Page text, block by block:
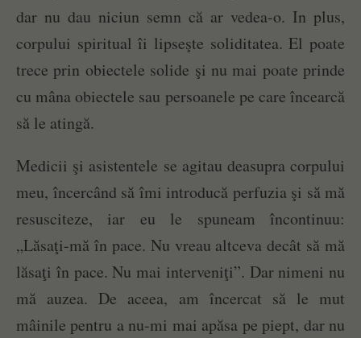
dar nu dau niciun semn că ar vedea-o. In plus,
corpului spiritual îi lipseşte soliditatea. El poate
trece prin obiectele solide şi nu mai poate prinde
cu mâna obiectele sau persoanele pe care încearcă
să le atingă.
Medicii şi asistentele se agitau deasupra corpului
meu, încercând să îmi introducă perfuzia şi să mă
resusciteze, iar eu le spuneam încontinuu:
„Lăsaţi-mă în pace. Nu vreau altceva decât să mă
lăsaţi în pace. Nu mai interveniţi”. Dar nimeni nu
mă auzea. De aceea, am încercat să le mut
mâinile pentru a nu-mi mai apăsa pe piept, dar nu